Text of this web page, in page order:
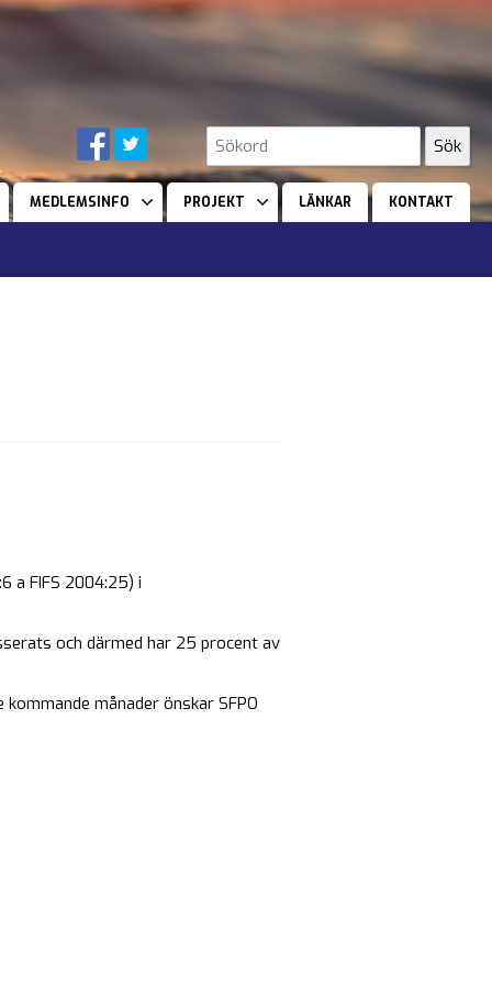
MEDLEMSINFO PROJEKT LÄNKAR KONTAKT
a FIFS 2004:25) i
och därmed har 25 procent av
månader önskar SFPO